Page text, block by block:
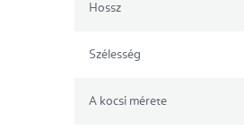
Hossz
Szélesség
A kocsi mérete